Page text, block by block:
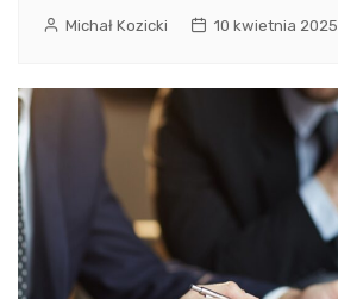
Michał Kozicki 10 kwietnia 2025